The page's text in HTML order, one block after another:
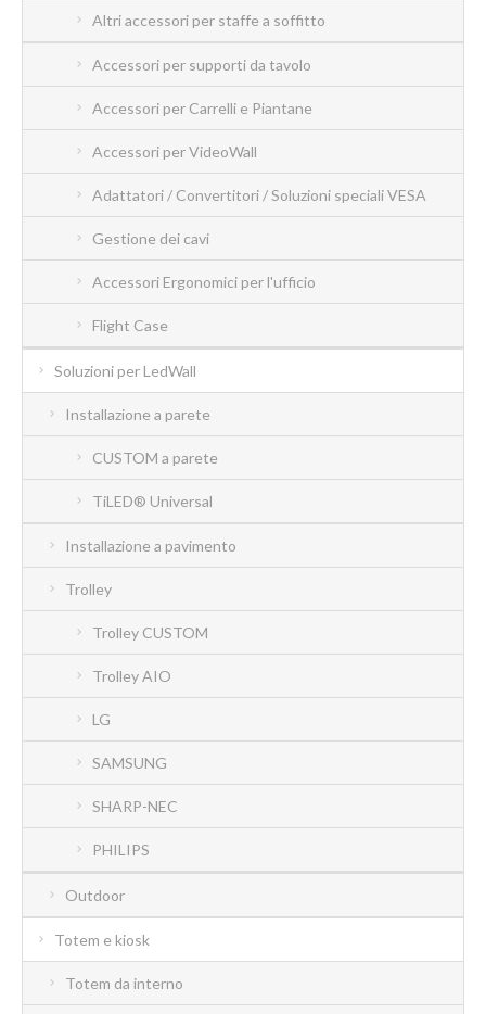
Altri accessori per staffe a soffitto
Accessori per supporti da tavolo
Accessori per Carrelli e Piantane
Accessori per VideoWall
Adattatori / Convertitori / Soluzioni speciali VESA
Gestione dei cavi
Accessori Ergonomici per l'ufficio
Flight Case
Soluzioni per LedWall
Installazione a parete
CUSTOM a parete
TiLED® Universal
Installazione a pavimento
Trolley
Trolley CUSTOM
Trolley AIO
LG
SAMSUNG
SHARP-NEC
PHILIPS
Outdoor
Totem e kiosk
Totem da interno